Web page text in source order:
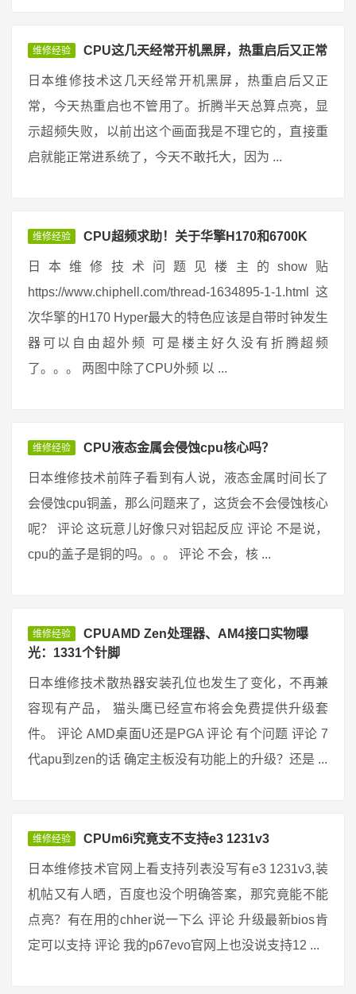
维修经验 CPU这几天经常开机黑屏，热重启后又正常
日本维修技术这几天经常开机黑屏，热重启后又正
常，今天热重启也不管用了。折腾半天总算点亮，显
示超频失败，以前出这个画面我是不理它的，直接重
启就能正常进系统了，今天不敢托大，因为 ...
维修经验 CPU超频求助！关于华擎H170和6700K
日本维修技术问题见楼主的show贴
https://www.chiphell.com/thread-1634895-1-1.html 这
次华擎的H170 Hyper最大的特色应该是自带时钟发生
器可以自由超外频 可是楼主好久没有折腾超频
了。。。 两图中除了CPU外频 以 ...
维修经验 CPU液态金属会侵蚀cpu核心吗？
日本维修技术前阵子看到有人说，液态金属时间长了
会侵蚀cpu铜盖，那么问题来了，这货会不会侵蚀核心
呢？ 评论 这玩意儿好像只对铝起反应 评论 不是说，
cpu的盖子是铜的吗。。。 评论 不会，核 ...
维修经验
CPUAMD Zen处理器、AM4接口实物曝
光：1331个针脚
日本维修技术散热器安装孔位也发生了变化，不再兼
容现有产品， 猫头鹰已经宣布将会免费提供升级套
件。 评论 AMD桌面U还是PGA 评论 有个问题 评论 7
代apu到zen的话 确定主板没有功能上的升级？还是 ...
维修经验 CPUm6i究竟支不支持e3 1231v3
日本维修技术官网上看支持列表没写有e3 1231v3,装
机帖又有人晒，百度也没个明确答案，那究竟能不能
点亮？有在用的chher说一下么 评论 升级最新bios肯
定可以支持 评论 我的p67evo官网上也没说支持12 ...